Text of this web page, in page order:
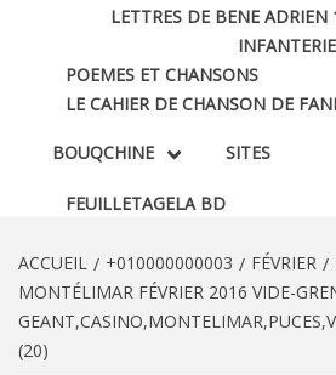
LETTRES DE BENE ADRIEN
INFANTERIE
POEMES ET CHANSONS
LE CAHIER DE CHANSON DE
BOUQCHINE
FEUILLETAGELA BD
SITES
ACCUEIL +010000000003 FÉVRIER
MONTÉLIMAR FÉVRIER 2016 VIDE-
(20)